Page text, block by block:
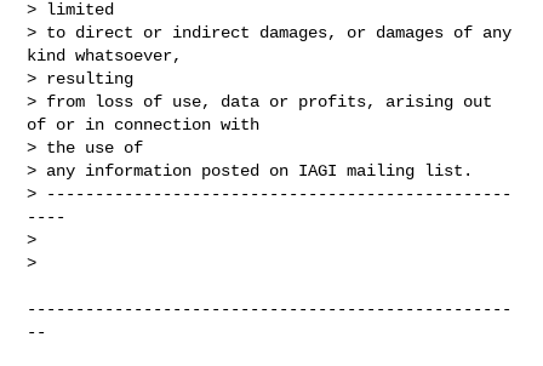
> limited
> to direct or indirect damages, or damages of any
kind whatsoever,
> resulting
> from loss of use, data or profits, arising out
of or in connection with
> the use of
> any information posted on IAGI mailing list.
> ------------------------------------------------
----
>
>
--------------------------------------------------
--